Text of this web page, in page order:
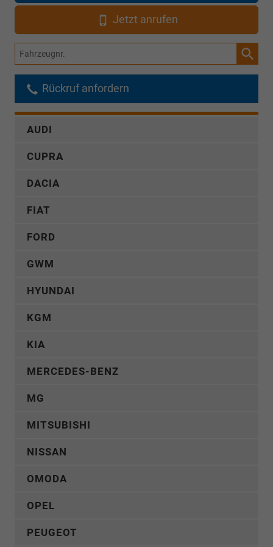
Jetzt anrufen
Fahrzeugnr.
Rückruf anfordern
AUDI
CUPRA
DACIA
FIAT
FORD
GWM
HYUNDAI
KGM
KIA
MERCEDES-BENZ
MG
MITSUBISHI
NISSAN
OMODA
OPEL
PEUGEOT